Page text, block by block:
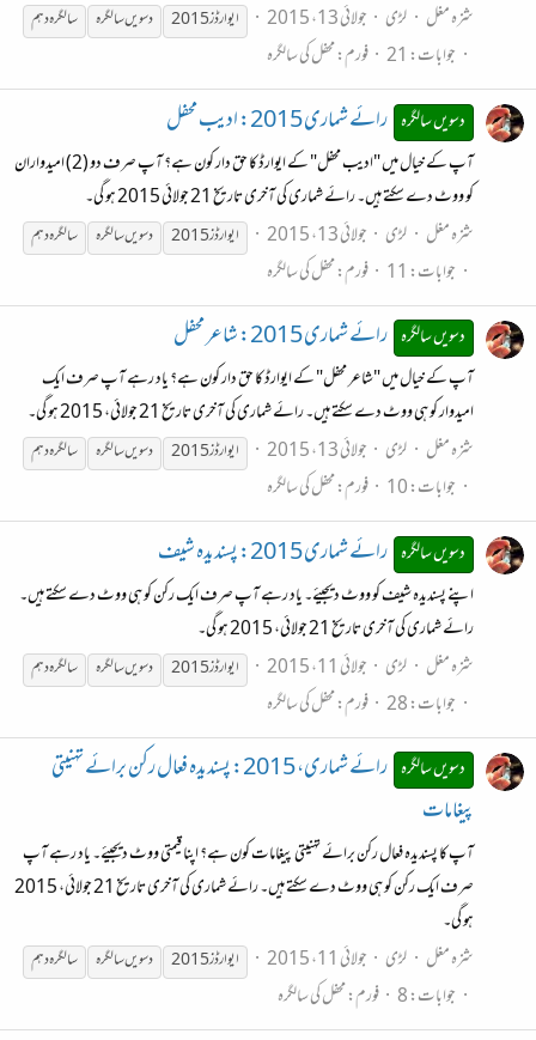
شزہ مغل
لڑی جولائی 13، 2015 ایوارڈز 2015 دسویںسالگرہ سالگرہدہم
جوابات: 21 فورم:محفل کی سالگرہ
دسویں سالگرہ رائے شماری 2015: ادیب محفل
آپ کے خیال میں "ادیب محفل" کے ایوارڈ کا حق دار کون ہے؟ آپ صرف دو (2) امیدواران
کو ووٹ دے سکتے ہیں۔ رائے شماری کی آخری تاریخ 21 جولائی 2015 ہو گی۔
شزہ مغل
لڑی جولائی 13، 2015 ایوارڈز 2015 دسویںسالگرہ سالگرہدہم
جوابات: 11 فورم:محفل کی سالگرہ
دسویں سالگرہ رائے شماری 2015: شاعر محفل
آپ کے خیال میں "شاعر محفل" کے ایوارڈ کا حق دار کون ہے؟ یاد رہے آپ صرف ایک
امیدوار کو ہی ووٹ دے سکتے ہیں۔ رائے شماری کی آخری تاریخ 21 جولائی، 2015 ہو گی۔
شزہ مغل
لڑی جولائی 13، 2015 ایوارڈز 2015 دسویںسالگرہ سالگرہدہم
جوابات: 10 فورم:محفل کی سالگرہ
دسویں سالگرہ رائے شماری 2015: پسندیدہ شیف
اپنے پسندیدہ شیف کو ووٹ دیجیئے۔ یاد رہے آپ صرف ایک رکن کو ہی ووٹ دے سکتے ہیں۔
رائے شماری کی آخری تاریخ 21 جولائی، 2015 ہو گی۔
شزہ مغل
لڑی جولائی 11، 2015 ایوارڈز 2015 دسویںسالگرہ سالگرہدہم
جوابات: 28 فورم:محفل کی سالگرہ
دسویں سالگرہ
رائے شماری، 2015: پسندیدہ فعال رکن برائے تہنیتی
پیغامات
آپ کا پسندیدہ فعال رکن برائے تہنیتی پیغامات کون ہے؟ اپنا قیمتی ووٹ دیجیئے۔ یاد رہے آپ
صرف ایک رکن کو ہی ووٹ دے سکتے ہیں۔ رائے شماری کی آخری تاریخ 21 جولائی، 2015
ہو گی۔
شزہ مغل
لڑی جولائی 11، 2015 ایوارڈز 2015 دسویںسالگرہ سالگرہدہم
جوابات: 8 فورم:محفل کی سالگرہ